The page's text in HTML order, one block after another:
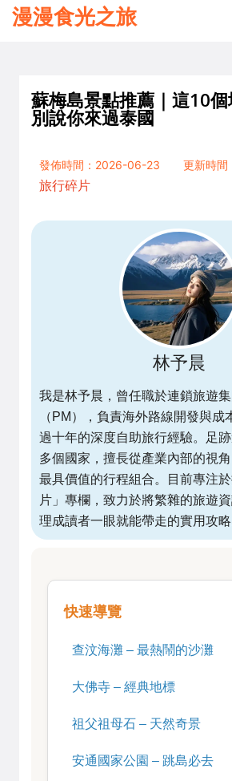
漫漫食光之旅
蘇梅島景點推薦｜這10
別說你來過泰國
發佈時間：2026-06-23
更新時
旅行碎片
林予晨
我是林予晨，曾任職於連鎖旅遊
（PM），負責海外路線開發與成
過十年的深度自助旅行經驗。足
多個國家，擅長從產業內部的視
最具價值的行程組合。目前專注
片」專欄，致力於將繁雜的旅遊
理成讀者一眼就能帶走的實用攻略
快速導覽
查汶海灘 – 最熱鬧的沙灘
大佛寺 – 經典地標
祖父祖母石 – 天然奇景
安通國家公園 – 跳島必去